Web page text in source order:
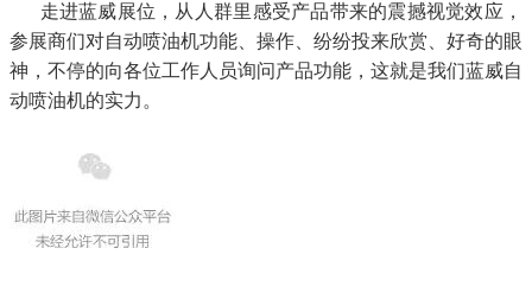
走进蓝威展位，从人群里感受产品带来的震撼视觉效应，
参展商们对自动喷油机功能、操作、纷纷投来欣赏、好奇的眼
神，不停的向各位工作人员询问产品功能，这就是我们蓝威自
动喷油机的实力。